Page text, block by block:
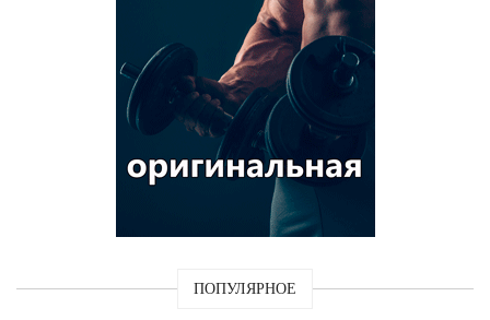
ПОПУЛЯРНОЕ